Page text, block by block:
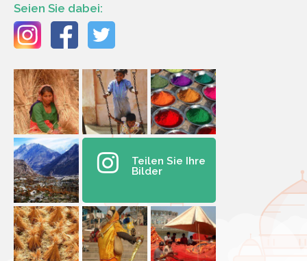
Seien Sie dabei:
Teilen Sie Ihre
Bilder